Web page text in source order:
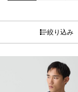
絞り込み